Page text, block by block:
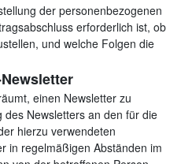
der personenbezogenen
erforderlich ist, ob
und welche Folgen die
einen Newsletter zu
Newsletters an den für die
hierzu verwendeten
in regelmäßigen Abständen im